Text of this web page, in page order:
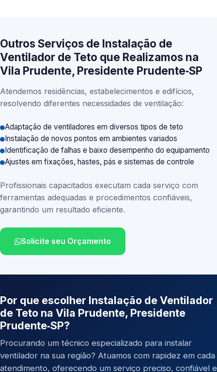
Outros Serviços de Instalação de
Ventilador de Teto que Realizamos na
Vila Prudente, Presidente Prudente‑SP
Atendemos residências, estabelecimentos e edifícios,
resolvendo diferentes necessidades de ventilação:
Adaptação de ventiladores em diversos tipos de teto
Instalação de novos pontos em ambientes variados
Identificação de falhas e baixo desempenho do equipamento
Ajustes em fixações, hastes, pás e sistemas de controle
Profissionais capacitados executam cada serviço com
ferramentas adequadas e procedimentos confiáveis,
garantindo um resultado eficiente.
Solicite seu Orçamento
Por que escolher Instalação de Ventilador
de Teto na Vila Prudente, Presidente
Prudente‑SP?
Procurando um técnico especializado para instalar
ventilador na sua região? Atuamos com rapidez em cada
atendimento, oferecendo um serviço preciso, confiável e